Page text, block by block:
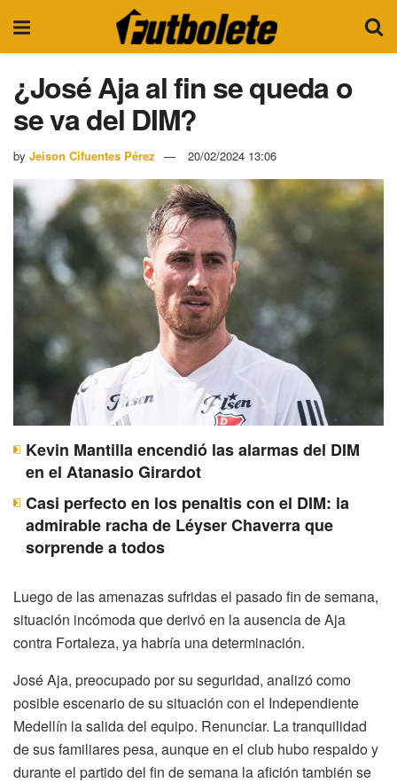
¿José Aja al fin se queda o
se va del DIM?
by Jeison Cifuentes Pérez 20/02/2024 13:06
Kevin Mantilla encendió las alarmas del DIM
en el Atanasio Girardot
Casi perfecto en los penaltis con el DIM: la
admirable racha de Léyser Chaverra que
sorprende a todos
Luego de las amenazas sufridas el pasado fin de semana,
situación incómoda que derivó en la ausencia de Aja
contra Fortaleza, ya habría una determinación.
José Aja, preocupado por su seguridad, analizó como
posible escenario de su situación con el Independiente
Medellín la salida del equipo. Renunciar. La tranquilidad
de sus familiares pesa, aunque en el club hubo respaldo y
durante el partido del fin de semana la afición también se